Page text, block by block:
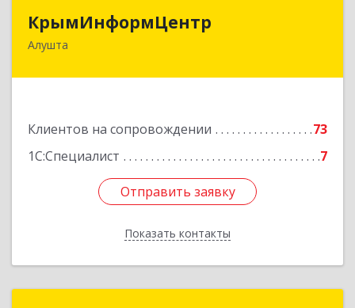
КрымИнформЦентр
Алушта
Клиентов на сопровождении
73
1С:Специалист
7
Отправить заявку
Показать контакты
298500, Крым Респ, Алушта г, Горького ул, дом
Отправить заявку
Назад